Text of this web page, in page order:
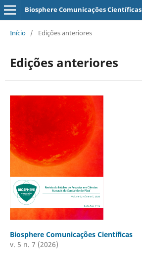
Biosphere Comunicações Científicas
Início / Edições anteriores
Edições anteriores
Biosphere Comunicações Científicas
v. 5 n. 7 (2026)